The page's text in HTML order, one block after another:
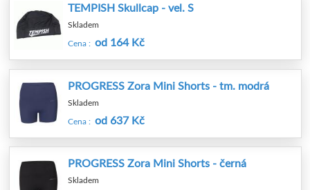
TEMPISH Skullcap - vel. S
Skladem
Cena : od 164 Kč
PROGRESS Zora Mini Shorts - tm. modrá
Skladem
Cena : od 637 Kč
PROGRESS Zora Mini Shorts - černá
Skladem